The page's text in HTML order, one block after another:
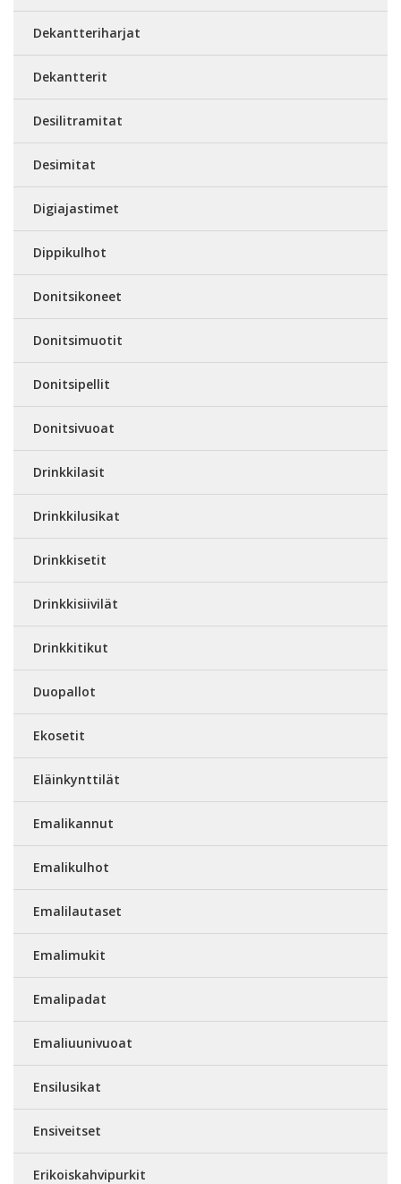
Dekantteriharjat
Dekantterit
Desilitramitat
Desimitat
Digiajastimet
Dippikulhot
Donitsikoneet
Donitsimuotit
Donitsipellit
Donitsivuoat
Drinkkilasit
Drinkkilusikat
Drinkkisetit
Drinkkisiivilät
Drinkkitikut
Duopallot
Ekosetit
Eläinkynttilät
Emalikannut
Emalikulhot
Emalilautaset
Emalimukit
Emalipadat
Emaliuunivuoat
Ensilusikat
Ensiveitset
Erikoiskahvipurkit